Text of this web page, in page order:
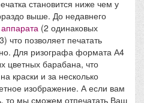
становится ниже чем у
выше. До недавнего
аппарата (2 одинаковых
позволяет печатать
Для ризографа формата А4
цветных барабана, что
краски и за несколько
изображение. А если вам
то мы сможем отпечатать Ваш